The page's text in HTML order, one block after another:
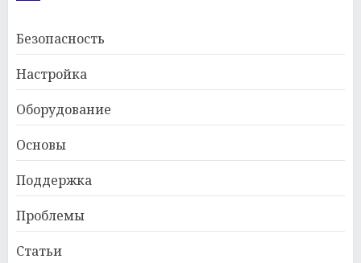
Безопасность
Настройка
Оборудование
Основы
Поддержка
Проблемы
Статьи